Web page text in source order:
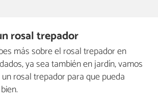
rosal trepador
más sobre el rosal trepador en
ya sea también en jardín, vamos
rosal trepador para que pueda